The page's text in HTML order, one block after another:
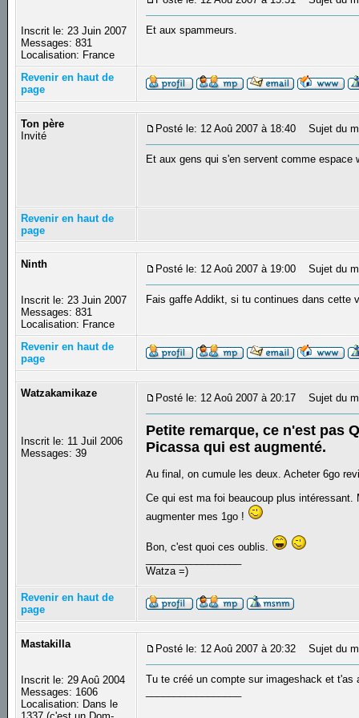
Inscrit le: 23 Juin 2007
Messages: 831
Localisation: France
Et aux spammeurs.
Revenir en haut de
page
Ton père
Invité
Posté le: 12 Aoû 2007 à 18:40 Sujet du
Et aux gens qui s'en servent comme espace
Revenir en haut de
page
Ninth
Inscrit le: 23 Juin 2007
Messages: 831
Localisation: France
Posté le: 12 Aoû 2007 à 19:00 Sujet du
Fais gaffe Addikt, si tu continues dans cette
Revenir en haut de
page
Watzakamikaze
Inscrit le: 11 Juil 2006
Messages: 39
Posté le: 12 Aoû 2007 à 20:17 Sujet du
Petite remarque, ce n'est pas
Picassa qui est augmenté.
Au final, on cumule les deux. Acheter 6go
Ce qui est ma foi beaucoup plus
augmenter mes 1go !
Bon, c'est quoi ces oublis.
Watza =)
Revenir en haut de
page
Mastakilla
Inscrit le: 29 Aoû 2004
Messages: 1606
Localisation: Dans le
Posté le: 12 Aoû 2007 à 20:32 Sujet du
Tu te créé un compte sur imageshack et t'as